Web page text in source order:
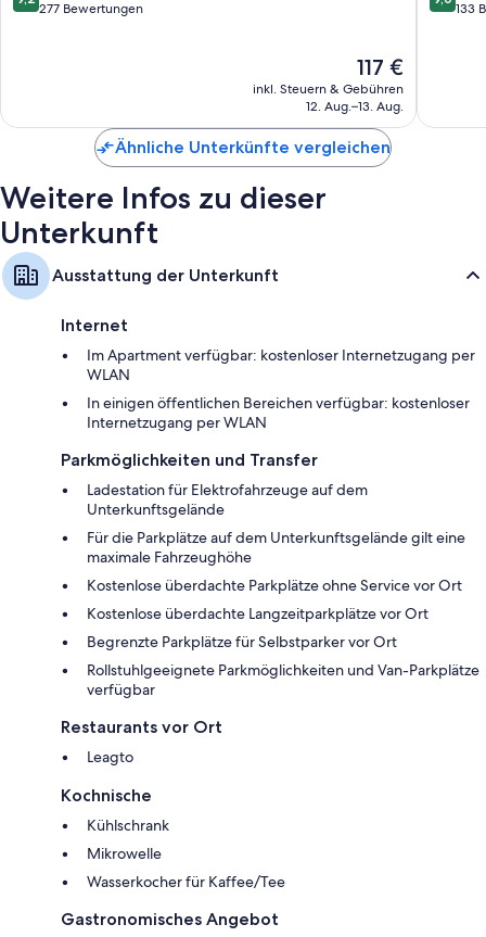
von277 Bewertungen
Der
Preis
beträgt
117 €
inkl. Steuern & Gebühren
12. Aug.–13. Aug.
von133
Ähnliche Unterkünfte vergleichen
Weitere Infos zu dieser
Unterkunft
Ausstattung der Unterkunft
Internet
Im Apartment verfügbar: kostenloser Internetzugang per
WLAN
In einigen öffentlichen Bereichen verfügbar: kostenloser
Internetzugang per WLAN
Parkmöglichkeiten und Transfer
Ladestation für Elektrofahrzeuge auf dem
Unterkunftsgelände
Für die Parkplätze auf dem Unterkunftsgelände gilt eine
maximale Fahrzeughöhe
Kostenlose überdachte Parkplätze ohne Service vor Ort
Kostenlose überdachte Langzeitparkplätze vor Ort
Begrenzte Parkplätze für Selbstparker vor Ort
Rollstuhlgeeignete Parkmöglichkeiten und Van-Parkplätze
verfügbar
Restaurants vor Ort
Leagto
Kochnische
Kühlschrank
Mikrowelle
Wasserkocher für Kaffee/Tee
Gastronomisches Angebot